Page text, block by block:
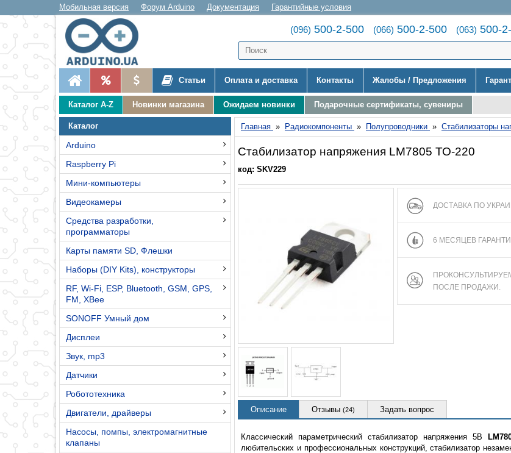
Мобильная версия Форум Arduino Документация Гарантийные условия
(096) 500-2-500 (066) 500-2-500 (063) 500-
Статьи Оплата и доставка Контакты Жалобы / Предложения
Каталог A-Z Новинки магазина Ожидаем новинки Подарочные сертификаты, сувениры
Каталог
Arduino
Raspberry Pi
Мини-компьютеры
Видеокамеры
Средства разработки,
программаторы
Карты памяти SD, Флешки
Наборы (DIY Kits), конструкторы
RF, Wi-Fi, ESP, Bluetooth, GSM, GPS,
FM, XBee
SONOFF Умный дом
Дисплеи
Звук, mp3
Датчики
Робототехника
Двигатели, драйверы
Насосы, помпы, электромагнитные
клапаны
Главная » Радиокомпоненты » Полупроводники » Стабилизаторы
Стабилизатор напряжения LM7805 ТО-220
код: SKV229
ДОСТАВКА ПО
6 МЕСЯЦЕВ
ПОСЛЕ ПРОДАЖИ.
Описание Отзывы (24) Задать вопрос
Классический параметрический стабилизатор напряжения 5В
любительских и профессиональных конструкций, стабилизатор